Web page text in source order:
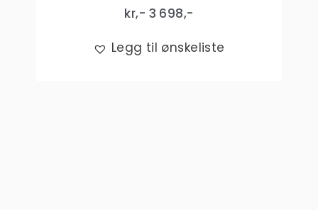
kr,- 3 698,-
Legg til ønskeliste